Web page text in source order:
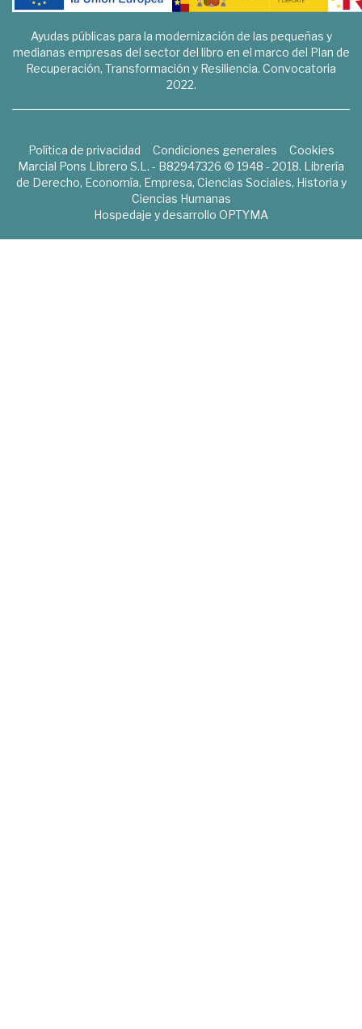
Ayudas públicas para la modernización de las pequeñas y
medianas empresas del sector del libro en el marco del Plan de
Recuperación, Transformación y Resiliencia. Convocatoria
2022.
Política de privacidad Condiciones generales
Cookies
Marcial Pons Librero S.L. - B82947326 © 1948 - 2018. Librería
de Derecho, Economía, Empresa, Ciencias Sociales, Historia y
Ciencias Humanas
Hospedaje y desarrollo OPTYMA